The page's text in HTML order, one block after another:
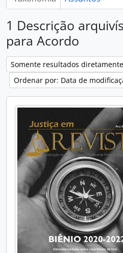
1 Descrição
para Acordo
Remover filtro:
Somente resultados
Ordenar por: Data de